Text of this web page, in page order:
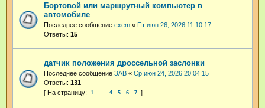
Бортовой или маршрутный компьютер в
автомобиле
Последнее сообщение cxem « Пт июн 26, 2026 11:10:17
Ответы: 15
датчик положения дроссельной заслонки
Последнее сообщение ЗАВ « Ср июн 24, 2026 20:04:15
Ответы: 131
1 … 4 5 6 7